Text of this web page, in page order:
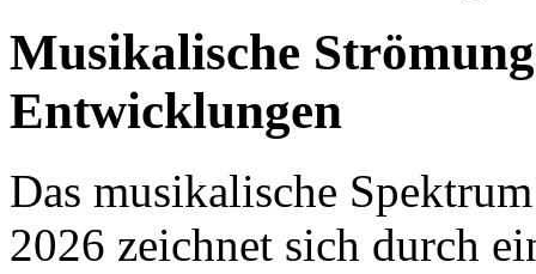
Musikalische
Entwicklungen
Das musikalische
2026 zeichnet sich durch